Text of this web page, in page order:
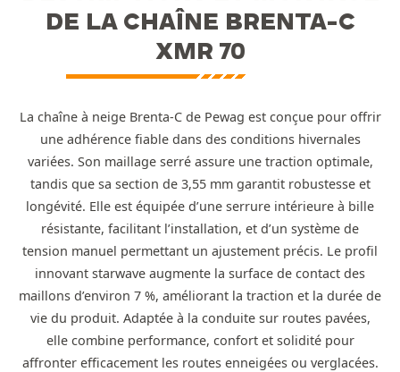
DE LA CHAÎNE BRENTA-C
XMR 70
La chaîne à neige Brenta-C de Pewag est conçue pour offrir
une adhérence fiable dans des conditions hivernales
variées. Son maillage serré assure une traction optimale,
tandis que sa section de 3,55 mm garantit robustesse et
longévité. Elle est équipée d’une serrure intérieure à bille
résistante, facilitant l’installation, et d’un système de
tension manuel permettant un ajustement précis. Le profil
innovant starwave augmente la surface de contact des
maillons d’environ 7 %, améliorant la traction et la durée de
vie du produit. Adaptée à la conduite sur routes pavées,
elle combine performance, confort et solidité pour
affronter efficacement les routes enneigées ou verglacées.